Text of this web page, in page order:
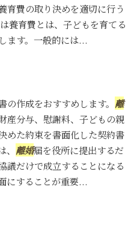
育費の取り決めを適切に行う
養育費とは、子どもを育てる
ます。一般的には...
の作成をおすすめします。 離
産分与、慰謝料、子どもの親
めた約束を書面化した契約書
、 離婚届を役所に提出するだ
議だけで成立することになる
にすることが重要...